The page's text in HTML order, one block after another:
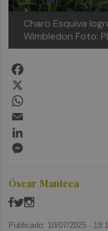
Charo Esquiva
Wimbledon Foto:
Óscar Manteca
Publicado: 10/07/2025 ·